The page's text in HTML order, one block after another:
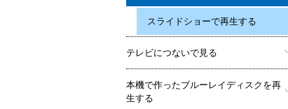
スライドショーで再生する
テレビにつないで見る
本機で作ったブルーレイディスクを再
生する